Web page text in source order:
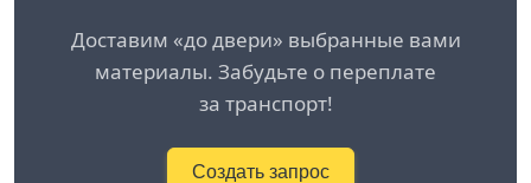
Доставим «до двери» выбранные вами
материалы. Забудьте о переплате
за транспорт!
Создать запрос